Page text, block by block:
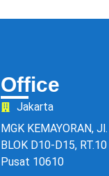
Office
Jakarta
MGK KEMAYORAN,
BLOK D10-D15,
Pusat 10610